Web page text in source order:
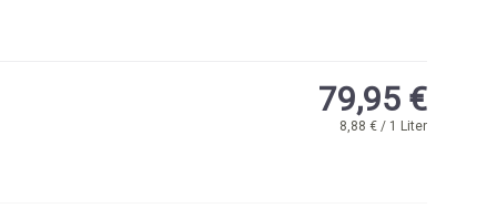
79,95 €
8,88 € / 1 Liter